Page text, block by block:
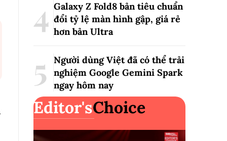
Galaxy Z Fold8 bản tiêu chuẩn
đổi tỷ lệ màn hình gập, giá rẻ
hơn bản Ultra
Người dùng Việt đã có thể trải
nghiệm Google Gemini Spark
ngay hôm nay
Editor'sChoice